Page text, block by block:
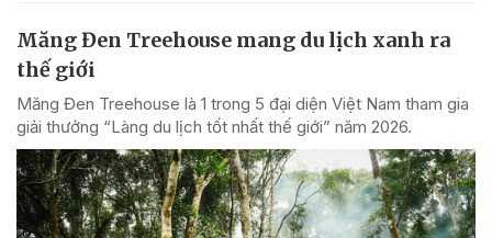
Măng Đen Treehouse mang du lịch xanh ra
thế giới
Măng Đen Treehouse là 1 trong 5 đại diện Việt Nam tham gia
giải thưởng “Làng du lịch tốt nhất thế giới” năm 2026.